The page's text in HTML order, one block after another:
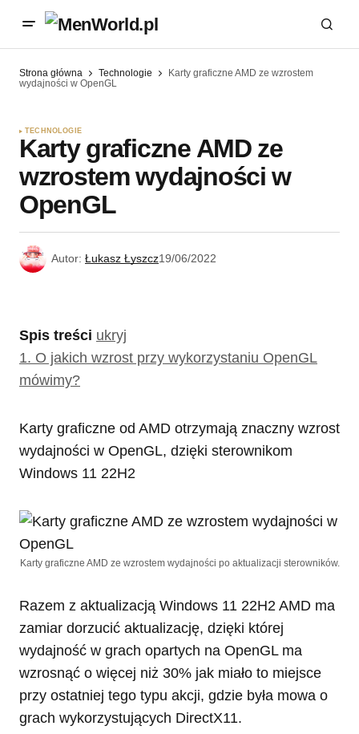
Strona główna Technologie
Karty graficzne AMD ze wzrostem
wydajności w OpenGL
TECHNOLOGIE
Karty graficzne AMD ze
wzrostem wydajności w
OpenGL
Autor: Łukasz Łyszcz19/06/2022
Spis treści ukryj
1. O jakich wzrost przy wykorzystaniu OpenGL
mówimy?
Karty graficzne od AMD otrzymają znaczny wzrost
wydajności w OpenGL, dzięki sterownikom
Windows 11 22H2
Karty graficzne AMD ze wzrostem wydajności po aktualizacji sterowników.
Razem z aktualizacją Windows 11 22H2 AMD ma
zamiar dorzucić aktualizację, dzięki której
wydajność w grach opartych na OpenGL ma
wzrosnąć o więcej niż 30% jak miało to miejsce
przy ostatniej tego typu akcji, gdzie była mowa o
grach wykorzystujących DirectX11.